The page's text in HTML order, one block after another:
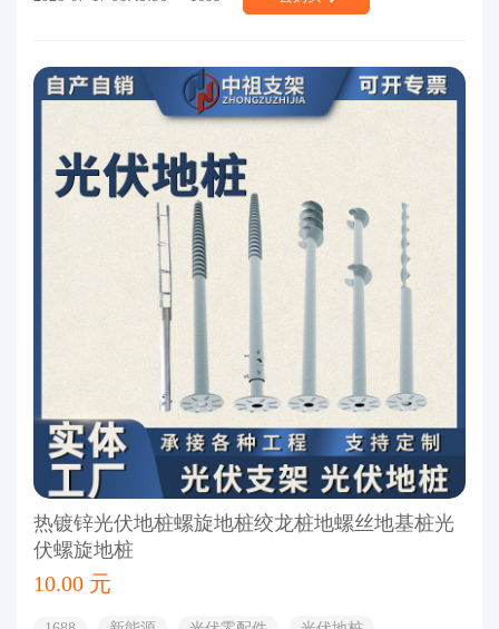
热镀锌光伏地桩螺旋地桩绞龙桩地螺丝地基桩光
伏螺旋地桩
10.00 元